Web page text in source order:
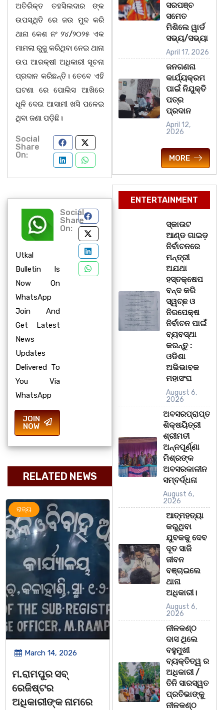
ଅତିରିକ୍ତ ତହସିଲଦାର ଙ୍କ
ଉପସ୍ଥିତି ରେ ଜଉ ମୁଦ କରି
ଥାନା କେଶ ନଂ ୨୪/୨୦୨୫ ଏକ
ମାମଲା ରୁଜୁ କରିଥିବା ନେଇ ଥାନା
ଉପ ଆରକ୍ଷୀ ଅଧିକାରୀ ସୂଚନା
ପ୍ରଦାନ କରିଛନ୍ତି। ତେବେ ଏହି
ଘଟଣା ରେ ପୋଲିସ ଆଖିରେ
ଧୂଳି ଦେଇ ଆସାମୀ ଖସି ପଳେଇ
ଥିବା ଜଣା ପଡ଼ିଛି।
Social
Share
On:
Utkal
Bulletin Is
Now On
WhatsApp
Join And
Get Latest
News
Updates
Delivered To
You Via
WhatsApp
JOIN
NOW
Social
Share
On:
RELATED NEWS
ଅପରାଧ ରାଜ୍ୟ
March 14, 2026
ଚିତାବାଘ ର ନଖ ଜବତ
ତିନି ଯୁବକ ଗିରଫ ଓ
କୋର୍ଟ ଚାଲାଣ
ରାଜ୍ୟ
March 8, 2026
ସଶକ୍ତ ଓଡିଶା ପକ୍ଷରୁ
ବିଶ୍ୱ ମହିଳା ଦିବସ
ଅନୁଷ୍ଠିତ
ସରପଞ୍ଚ
ସମେତ
ମିଶିଲେ ୱାର୍ଡ
ସଭ୍ୟ/ସଭ୍ୟା
April 17, 2026
ଜନଗଣନା
କାର୍ଯ୍ୟକ୍ରମ
ପାଇଁ ନିଯୁକ୍ତି
ପତ୍ର
ପ୍ରଦାନ
April 12,
2026
MORE
ENTERTAINMENT
ସ୍କାଉଟ
ଆଣ୍ଡ ଗାଇଡ଼
ନିର୍ବାଚନରେ
ମନ୍ତ୍ରୀ
ଅଯଥା
ହସ୍ତକ୍ଷେପ
ବନ୍ଦ କରି
ସ୍ୱଚ୍ଛ ଓ
ନିରପେକ୍ଷ
ନିର୍ବାଚନ ପାଇଁ
ବ୍ୟବସ୍ଥା
କରନ୍ତୁ :
ଓଡିଶା
ଅଭିଭାବକ
ମହାସଂଘ
August 6,
2026
ଅବସରପ୍ରାପ୍ତ
ଶିକ୍ଷୟିତ୍ରୀ
ଶ୍ରୀମତୀ
ଅନ୍ନପୂର୍ଣ୍ଣା
ମିଶ୍ରଙ୍କ
ଅବସରକାଳୀନ
ସମ୍ବର୍ଦ୍ଧନା
August 6,
2026
ଆତ୍ମହତ୍ୟା
କରୁଥିବା
ଯୁବକକୁ ଦେବ
ଦୂତ ସାଜି
ଜୀବନ
ବଞ୍ଚାଇଲେ
ଥାନା
ଅଧିକାରୀ।
August 6,
2026
ନୀଳକଣ୍ଠ
ଦାସ ଥିଲେ
ବହୁମୁଖୀ
ବ୍ୟକ୍ତିତ୍ୱ ର
ଅଧିକାରୀ /
ତିନି ସାରସ୍ୱତ
ପ୍ରତିଭାଙ୍କୁ
ନୀଳକଣ୍ଠ